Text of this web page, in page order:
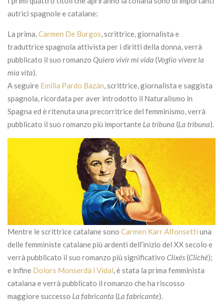
autrici spagnole e catalane:
La prima,Carmen De Burgos, scrittrice, giornalista e
traduttrice spagnola attivista per i diritti della donna, verrà
pubblicato il suo romanzo Quiero vivir mi vida (Voglio vivere la
mia vita).
A seguire Emilia Pardo Bazán, scrittrice, giornalista e saggista
spagnola, ricordata per aver introdotto il Naturalismo in
Spagna ed è ritenuta una precorritrice del femminismo, verrà
pubblicato il suo romanzo più importante La tribuna (La tribuna).
Mentre le scrittrice catalane sono Carmen Karr Alfonsetti una
delle femministe catalane più ardenti dell’inizio del XX secolo e
verrà pubblicato il suo romanzo più significativo Clixés(Cliché);
e infine Dolors Monserdà i Vidal, è stata la prima femminista
catalana e verrà pubblicato il romanzo che ha riscosso
maggiore successo La fabricanta (La fabricante).